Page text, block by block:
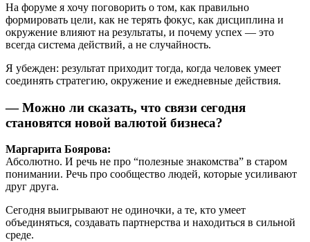
На форуме я хочу поговорить о том, как правильно
формировать цели, как не терять фокус, как дисциплина и
окружение влияют на результаты, и почему успех — это
всегда система действий, а не случайность.
Я убежден: результат приходит тогда, когда человек умеет
соединять стратегию, окружение и ежедневные действия.
— Можно ли сказать, что связи сегодня
становятся новой валютой бизнеса?
Маргарита Боярова:
Абсолютно. И речь не про “полезные знакомства” в старом
понимании. Речь про сообщество людей, которые усиливают
друг друга.
Сегодня выигрывают не одиночки, а те, кто умеет
объединяться, создавать партнерства и находиться в сильной
среде.